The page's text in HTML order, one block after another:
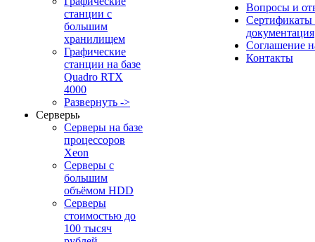
станции с
большим
хранилищем
Графические
станции на базе
Quadro RTX
4000
Развернуть ->
Серверы
Серверы на базе
процессоров
Xeon
Серверы с
большим
объёмом HDD
Серверы
стоимостью до
100 тысяч
Вопросы и
Сертификаты
документация
Соглашение
Контакты